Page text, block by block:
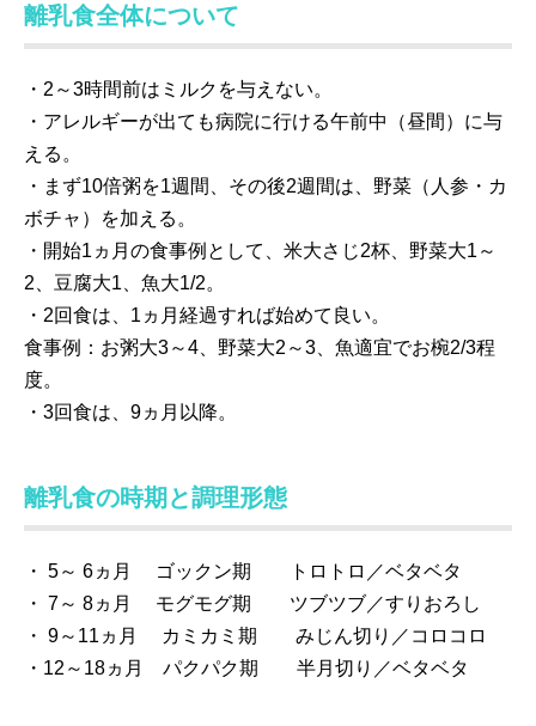
離乳食全体について
・2～3時間前はミルクを与えない。
・アレルギーが出ても病院に行ける午前中（昼間）に与
える。
・まず10倍粥を1週間、その後2週間は、野菜（人参・カ
ボチャ）を加える。
・開始1ヵ月の食事例として、米大さじ2杯、野菜大1～
2、豆腐大1、魚大1/2。
・2回食は、1ヵ月経過すれば始めて良い。
食事例：お粥大3～4、野菜大2～3、魚適宜でお椀2/3程
度。
・3回食は、9ヵ月以降。
離乳食の時期と調理形態
・ 5～ 6ヵ月 ゴックン期 トロトロ／ベタベタ
・ 7～ 8ヵ月 モグモグ期 ツブツブ／すりおろし
・ 9～11ヵ月 カミカミ期 みじん切り／コロコロ
・12～18ヵ月 パクパク期 半月切り／ベタベタ